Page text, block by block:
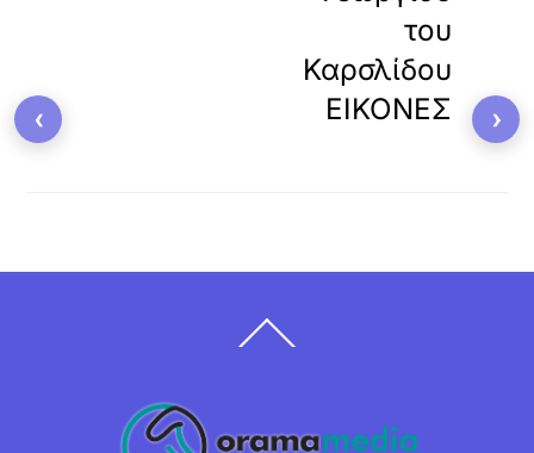
του
Καρσλίδου
ΕΙΚΟΝΕΣ
Back
To
‹ ›